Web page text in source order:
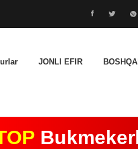
JONLI EFIR